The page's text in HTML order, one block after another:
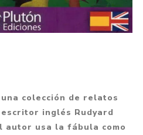
colección de relatos
inglés Rudyard
autor usa la fábula como